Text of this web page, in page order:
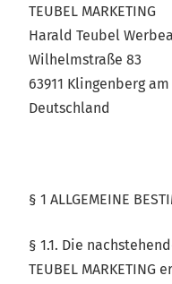
TEUBEL MARKETING
Harald Teubel
Wilhelmstraße 83
63911 Klingenberg
Deutschland
§ 1 ALLGEMEINE
§ 1.1. Die
TEUBEL